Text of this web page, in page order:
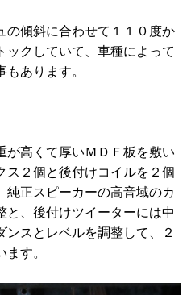
の傾斜に合わせて１１０度か
ックしていて、車種によって
あります。
が高くて厚いＭＤＦ板を敷い
ス２個と後付けコイルを２個
純正スピーカーの高音域のカ
と、後付けツイーターには中
スとレベルを調整して、２
す。